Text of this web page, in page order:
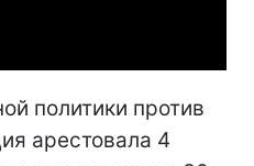
политики против
арестовала 4